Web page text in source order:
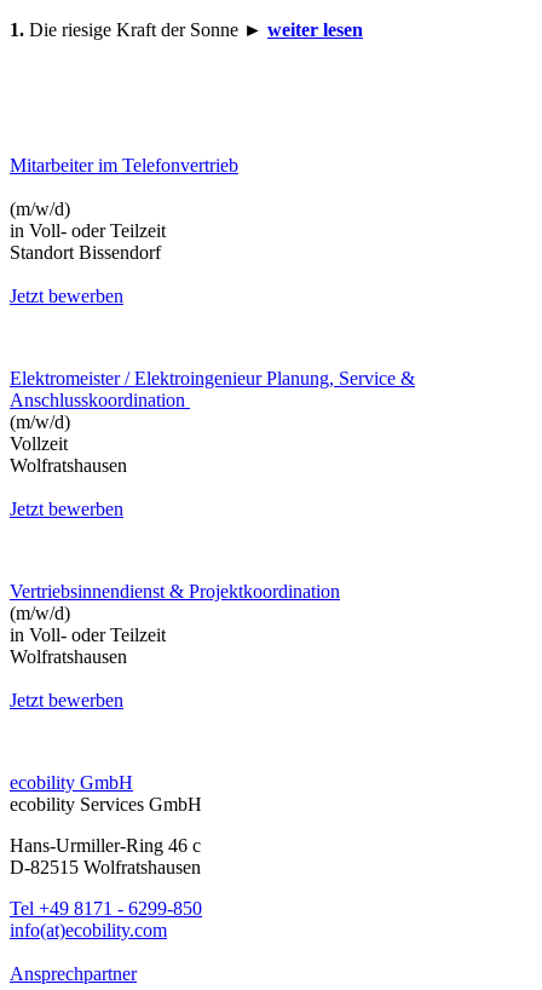
1. Die riesige Kraft der Sonne ► weiter lesen
Mitarbeiter im Telefonvertrieb
(m/w/d)
in Voll- oder Teilzeit
Standort Bissendorf
Jetzt bewerben
Elektromeister / Elektroingenieur Planung, Service &
Anschlusskoordination
(m/w/d)
Vollzeit
Wolfratshausen
Jetzt bewerben
Vertriebsinnendienst & Projektkoordination
(m/w/d)
in Voll- oder Teilzeit
Wolfratshausen
Jetzt bewerben
ecobility GmbH
ecobility Services GmbH
Hans-Urmiller-Ring 46 c
D-82515 Wolfratshausen
Tel +49 8171 - 6299-850
info(at)ecobility.com
Ansprechpartner